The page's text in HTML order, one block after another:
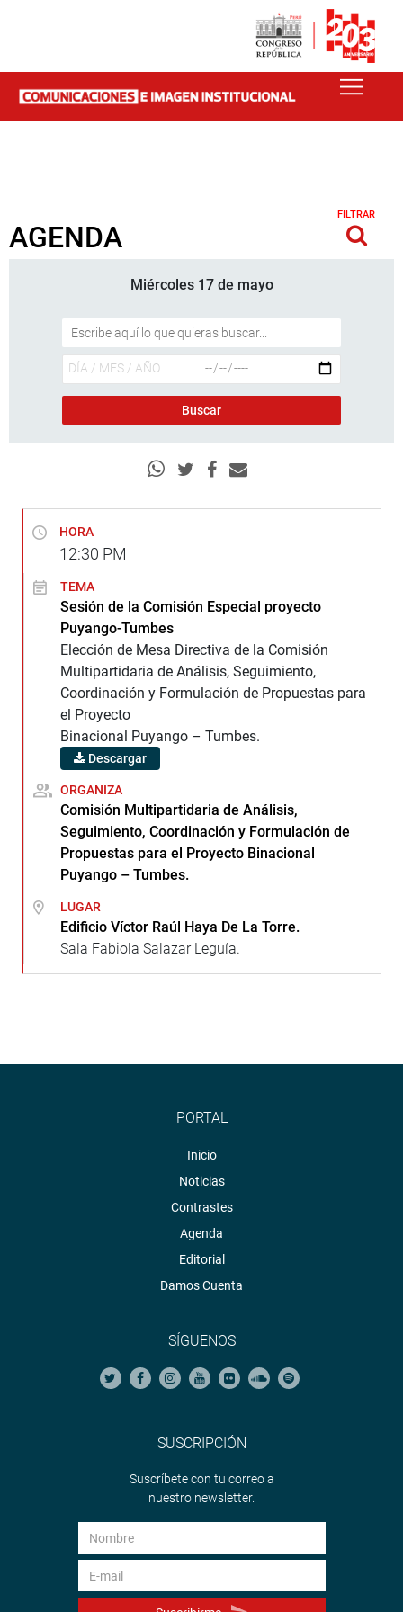
AGENDA
FILTRAR
Miércoles 17 de mayo
HORA
12:30 PM
TEMA
Sesión de la Comisión Especial proyecto
Puyango-Tumbes
Elección de Mesa Directiva de la Comisión
Multipartidaria de Análisis, Seguimiento,
Coordinación y Formulación de Propuestas para
el Proyecto
Binacional Puyango – Tumbes.
Descargar
ORGANIZA
Comisión Multipartidaria de Análisis,
Seguimiento, Coordinación y Formulación de
Propuestas para el Proyecto Binacional
Puyango – Tumbes.
LUGAR
Edificio Víctor Raúl Haya De La Torre.
Sala Fabiola Salazar Leguía.
PORTAL
Inicio
Noticias
Contrastes
Agenda
Editorial
Damos Cuenta
SÍGUENOS
SUSCRIPCIÓN
Suscríbete con tu correo a
nuestro newsletter.